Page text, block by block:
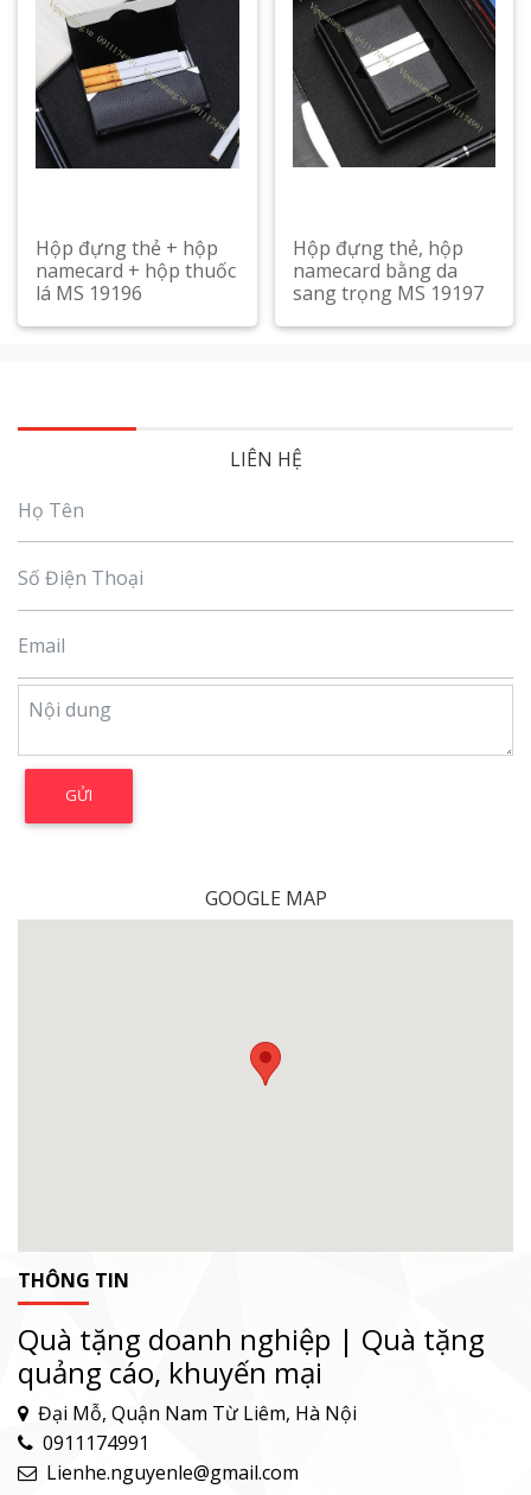
Hộp đựng thẻ + hộp
namecard + hộp thuốc
lá MS 19196
Xem chi tiết
Hộp đựng thẻ, hộp
namecard bằng da
sang trọng MS 19197
Xem chi tiết
LIÊN HỆ
GOOGLE MAP
THÔNG TIN
Quà tặng doanh nghiệp | Quà tặng
quảng cáo, khuyến mại
Đại Mỗ, Quận Nam Từ Liêm, Hà Nội
0911174991
Lienhe.nguyenle@gmail.com